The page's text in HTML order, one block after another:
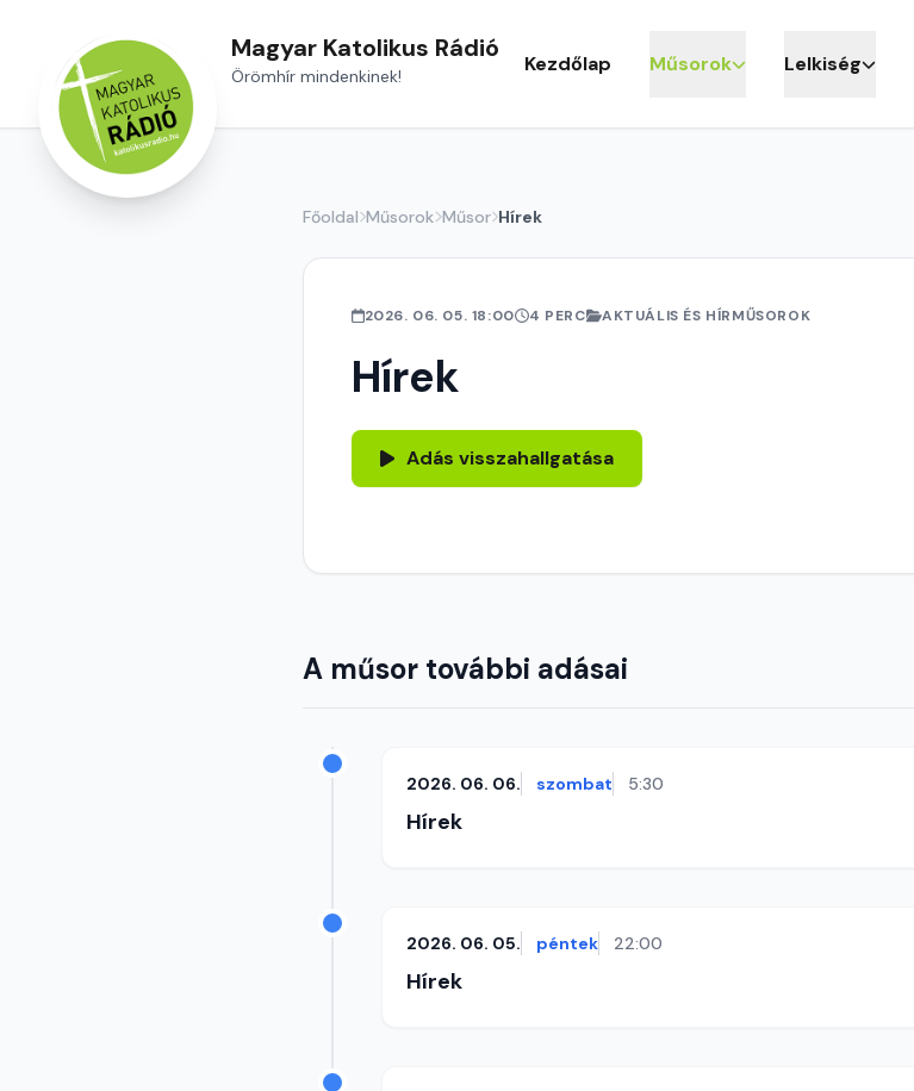
Magyar Katolikus Rádió
Örömhír mindenkinek! Kezdőlap Műsorok Lelkiség
Főoldal Műsorok Műsor Hírek
2026. 06. 05. 18:00 4 PERC AKTUÁLIS ÉS HÍRMŰSOROK
Hírek
Adás visszahallgatása
A műsor további adásai
2026. 06. 06. szombat 5:30
Hírek
2026. 06. 05. péntek 22:00
Hírek